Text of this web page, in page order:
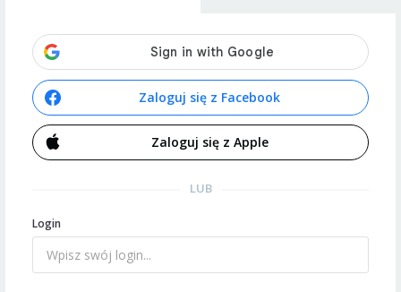
Zaloguj się z Facebook
Zaloguj się z Apple
LUB
Login